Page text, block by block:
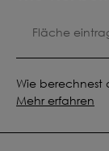
Wie
Mehr erfahren